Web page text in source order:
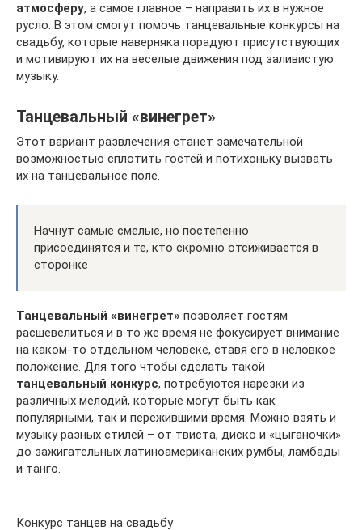
атмосферу, а самое главное – направить их в нужное
русло. В этом смогут помочь танцевальные конкурсы на
свадьбу, которые наверняка порадуют присутствующих
и мотивируют их на веселые движения под заливистую
музыку.
Танцевальный «винегрет»
Этот вариант развлечения станет замечательной
возможностью сплотить гостей и потихоньку вызвать
их на танцевальное поле.
Начнут самые смелые, но постепенно
присоединятся и те, кто скромно отсиживается в
сторонке
Танцевальный «винегрет» позволяет гостям
расшевелиться и в то же время не фокусирует внимание
на каком-то отдельном человеке, ставя его в неловкое
положение. Для того чтобы сделать такой
танцевальный конкурс, потребуются нарезки из
различных мелодий, которые могут быть как
популярными, так и пережившими время. Можно взять и
музыку разных стилей – от твиста, диско и «цыганочки»
до зажигательных латиноамериканских румбы, ламбады
и танго.
Конкурс танцев на свадьбу